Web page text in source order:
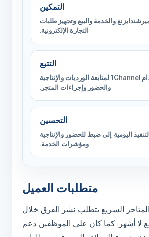
التمكين
والخدمة والبيع وتجهيز طلبات
التجارة الإلكترونية.
التتبع
استخدام 1Channel لمتابعة الورديات والإنتاجية
والحضور وإجراءات المتجر.
التحسين
اليومية إلى ضبط للحضور والإنتاجية
ومؤشرات الخدمة.
متطلبات العميل
السريع يتطلب نشر الفرق خلال
لا أشهر. كما كان على الموظفين دعم